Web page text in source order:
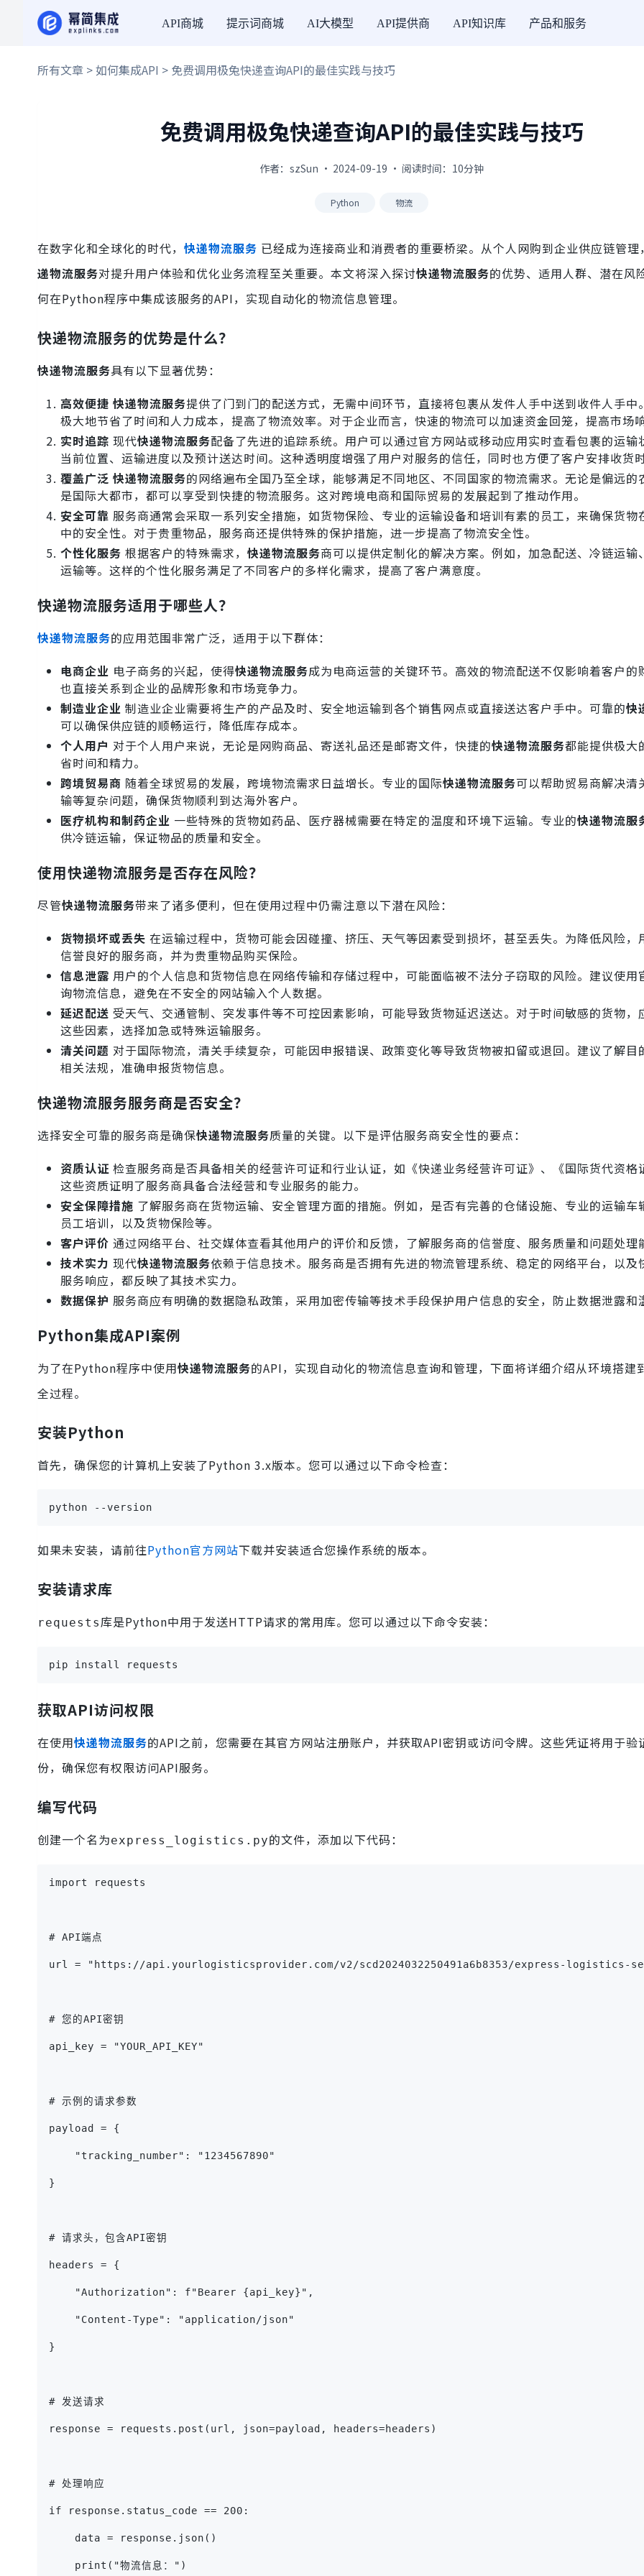
API商城 提示词商城 AI大模型 API提供商 API知识库 产品和服务
所有文章 >如何集成API > 免费调用极兔快递查询API的最佳实践与技巧
免费调用极兔快递查询API的最佳实践与技巧
作者：szSun · 2024-09-19 · 阅读时间：10分钟
Python 物流
在数字化和全球化的时代， 快递物流服务 已经成为连接商业和消费者的重要桥梁。从个人网购到企业供应链管理
递物流服务对提升用户体验和优化业务流程至关重要。本文将深入探讨快递物流服务的优势、适用人群、潜在风
何在Python程序中集成该服务的API，实现自动化的物流信息管理。
快递物流服务的优势是什么？
快递物流服务具有以下显著优势：
高效便捷 快递物流服务提供了门到门的配送方式，无需中间环节，直接将包裹从发件人手中送到收件人手中
极大地节省了时间和人力成本，提高了物流效率。对于企业而言，快速的物流可以加速资金回笼，提高市场
实时追踪 现代快递物流服务配备了先进的追踪系统。用户可以通过官方网站或移动应用实时查看包裹的运输
当前位置、运输进度以及预计送达时间。这种透明度增强了用户对服务的信任，同时也方便了客户安排收货
覆盖广泛 快递物流服务的网络遍布全国乃至全球，能够满足不同地区、不同国家的物流需求。无论是偏远的
是国际大都市，都可以享受到快捷的物流服务。这对跨境电商和国际贸易的发展起到了推动作用。
安全可靠 服务商通常会采取一系列安全措施，如货物保险、专业的运输设备和培训有素的员工，来确保货物
中的安全性。对于贵重物品，服务商还提供特殊的保护措施，进一步提高了物流安全性。
个性化服务 根据客户的特殊需求， 快递物流服务商可以提供定制化的解决方案。例如，加急配送、冷链运输
运输等。这样的个性化服务满足了不同客户的多样化需求，提高了客户满意度。
快递物流服务适用于哪些人？
快递物流服务的应用范围非常广泛，适用于以下群体：
电商企业 电子商务的兴起，使得快递物流服务成为电商运营的关键环节。高效的物流配送不仅影响着客户的
也直接关系到企业的品牌形象和市场竞争力。
制造业企业 制造业企业需要将生产的产品及时、安全地运输到各个销售网点或直接送达客户手中。可靠的快
可以确保供应链的顺畅运行，降低库存成本。
个人用户 对于个人用户来说，无论是网购商品、寄送礼品还是邮寄文件，快捷的快递物流服务都能提供极大
省时间和精力。
跨境贸易商 随着全球贸易的发展，跨境物流需求日益增长。专业的国际快递物流服务可以帮助贸易商解决清
输等复杂问题，确保货物顺利到达海外客户。
医疗机构和制药企业 一些特殊的货物如药品、医疗器械需要在特定的温度和环境下运输。专业的快递物流服
供冷链运输，保证物品的质量和安全。
使用快递物流服务是否存在风险？
尽管快递物流服务带来了诸多便利，但在使用过程中仍需注意以下潜在风险：
货物损坏或丢失 在运输过程中，货物可能会因碰撞、挤压、天气等因素受到损坏，甚至丢失。为降低风险，
信誉良好的服务商，并为贵重物品购买保险。
信息泄露 用户的个人信息和货物信息在网络传输和存储过程中，可能面临被不法分子窃取的风险。建议使用
询物流信息，避免在不安全的网站输入个人数据。
延迟配送 受天气、交通管制、突发事件等不可控因素影响，可能导致货物延迟送达。对于时间敏感的货物，
这些因素，选择加急或特殊运输服务。
清关问题 对于国际物流，清关手续复杂，可能因申报错误、政策变化等导致货物被扣留或退回。建议了解目
相关法规，准确申报货物信息。
快递物流服务服务商是否安全？
选择安全可靠的服务商是确保快递物流服务质量的关键。以下是评估服务商安全性的要点：
资质认证 检查服务商是否具备相关的经营许可证和行业认证，如《快递业务经营许可证》、《国际货代资格
这些资质证明了服务商具备合法经营和专业服务的能力。
安全保障措施 了解服务商在货物运输、安全管理方面的措施。例如，是否有完善的仓储设施、专业的运输车
员工培训，以及货物保险等。
客户评价 通过网络平台、社交媒体查看其他用户的评价和反馈，了解服务商的信誉度、服务质量和问题处理
技术实力 现代快递物流服务依赖于信息技术。服务商是否拥有先进的物流管理系统、稳定的网络平台，以及
服务响应，都反映了其技术实力。
数据保护 服务商应有明确的数据隐私政策，采用加密传输等技术手段保护用户信息的安全，防止数据泄露和
Python集成API案例
为了在Python程序中使用快递物流服务的API，实现自动化的物流信息查询和管理，下面将详细介绍从环境搭建
全过程。
安装Python
首先，确保您的计算机上安装了Python 3.x版本。您可以通过以下命令检查：
python --version
如果未安装，请前往Python官方网站下载并安装适合您操作系统的版本。
安装请求库
requests库是Python中用于发送HTTP请求的常用库。您可以通过以下命令安装：
pip install requests
获取API访问权限
在使用快递物流服务的API之前，您需要在其官方网站注册账户，并获取API密钥或访问令牌。这些凭证将用于验
份，确保您有权限访问API服务。
编写代码
创建一个名为express_logistics.py的文件，添加以下代码：
import requests
# API端点
url = "https://api.yourlogisticsprovider.com/v2/scd2024032250491a6b8353/express-logistics-
# 您的API密钥
api_key = "YOUR_API_KEY"
# 示例的请求参数
payload = {
    "tracking_number": "1234567890"
}
# 请求头，包含API密钥
headers = {
    "Authorization": f"Bearer {api_key}",
    "Content-Type": "application/json"
}
# 发送请求
response = requests.post(url, json=payload, headers=headers)
# 处理响应
if response.status_code == 200:
    data = response.json()
    print("物流信息：")